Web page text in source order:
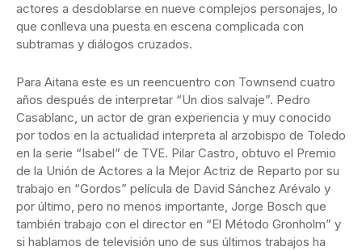
actores a desdoblarse en nueve complejos personajes, lo
que conlleva una puesta en escena complicada con
subtramas y diálogos cruzados.
Para Aitana este es un reencuentro con Townsend cuatro
años después de interpretar “Un dios salvaje”. Pedro
Casablanc, un actor de gran experiencia y muy conocido
por todos en la actualidad interpreta al arzobispo de Toledo
en la serie “Isabel” de TVE. Pilar Castro, obtuvo el Premio
de la Unión de Actores a la Mejor Actriz de Reparto por su
trabajo en “Gordos” película de David Sánchez Arévalo y
por último, pero no menos importante, Jorge Bosch que
también trabajo con el director en “El Método Gronholm” y
si hablamos de televisión uno de sus últimos trabajos ha